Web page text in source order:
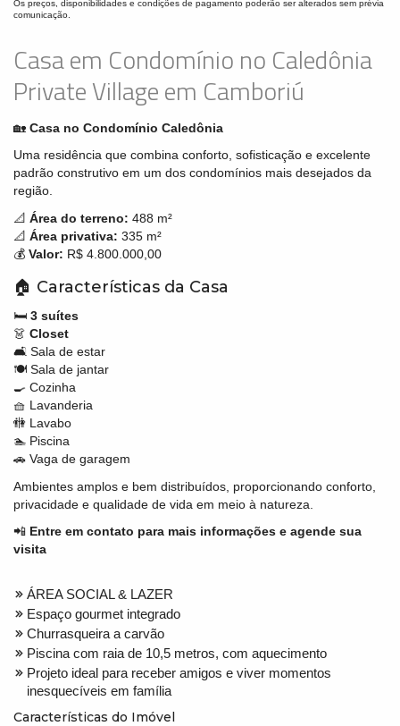
Os preços, disponibilidades e condições de pagamento poderão ser alterados sem prévia
comunicação.
Casa em Condomínio no Caledônia
Private Village em Camboriú
🏡 Casa no Condomínio Caledônia
Uma residência que combina conforto, sofisticação e excelente
padrão construtivo em um dos condomínios mais desejados da
região.
📐 Área do terreno: 488 m²
📐 Área privativa: 335 m²
💰 Valor: R$ 4.800.000,00
🏠 Características da Casa
🛏️ 3 suítes
👗 Closet
🛋️ Sala de estar
🍽️ Sala de jantar
🍳 Cozinha
🧺 Lavanderia
🚻 Lavabo
🏊 Piscina
🚗 Vaga de garagem
Ambientes amplos e bem distribuídos, proporcionando conforto,
privacidade e qualidade de vida em meio à natureza.
📲 Entre em contato para mais informações e agende sua
visita
ÁREA SOCIAL & LAZER
Espaço gourmet integrado
Churrasqueira a carvão
Piscina com raia de 10,5 metros, com aquecimento
Projeto ideal para receber amigos e viver momentos
inesquecíveis em família
Características do Imóvel